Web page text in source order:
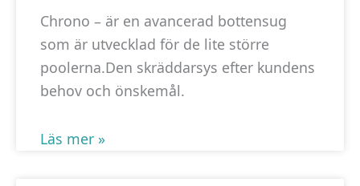
Chrono – är en avancerad bottensug
som är utvecklad för de lite större
poolerna.Den skräddarsys efter kundens
behov och önskemål.
Läs mer »
chansen att få se
anpassat innehåll
och erbjudanden.